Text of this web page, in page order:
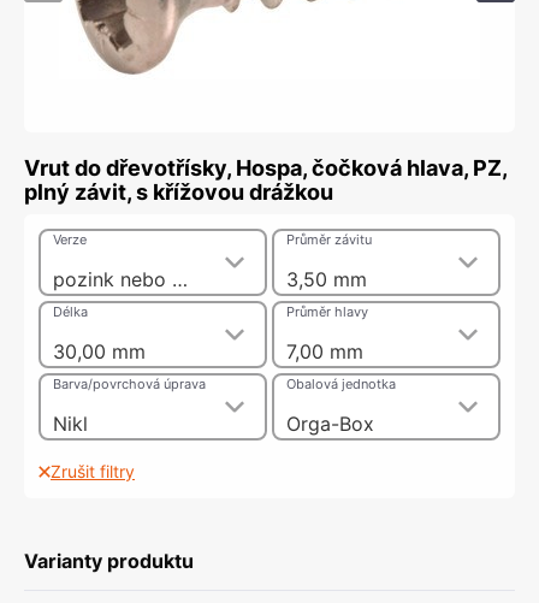
Vrut do dřevotřísky, Hospa, čočková hlava, PZ,
plný závit, s křížovou drážkou
pozink nebo nikl
Verze
3,50 mm
Průměr závitu
30,00 mm
Délka
7,00 mm
Průměr hlavy
Nikl
Barva/povrchová úprava
Orga-Box
Obalová jednotka
Zrušit filtry
Varianty produktu